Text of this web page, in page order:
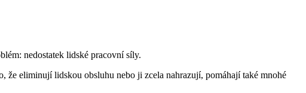
nedostatek lidské pracovní síly.
eliminují lidskou obsluhu nebo ji zcela nahrazují, pomáhají také mnohé